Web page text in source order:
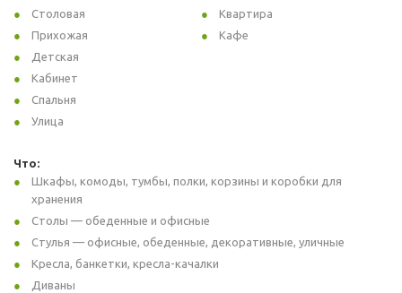
Столовая
Прихожая
Детская
Кабинет
Спальня
Улица
Квартира
Кафе
Что:
Шкафы, комоды, тумбы, полки, корзины и коробки для
хранения
Столы — обеденные и офисные
Стулья — офисные, обеденные, декоративные, уличные
Кресла, банкетки, кресла-качалки
Диваны